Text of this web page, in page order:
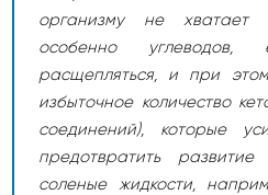
организму не хватает
особенно
расщепляться, и при
избыточное количество
соединений), которые
предотвратить
соленые жидкости,